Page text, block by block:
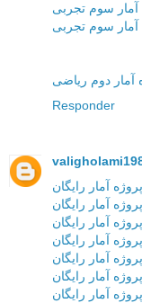
آمار سوم تجربی
آمار سوم تجربی
آمار دوم ریاضی
Responder
پروژه آمار رایگان
پروژه آمار رایگان
پروژه آمار رایگان
پروژه آمار رایگان
پروژه آمار رایگان
پروژه آمار رایگان
پروژه آمار رایگان